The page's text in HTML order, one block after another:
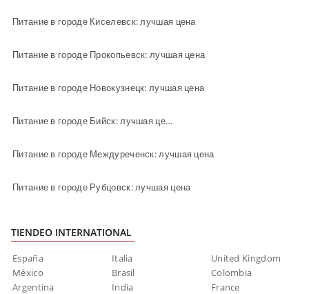
Питание в городе Киселевск: лучшая цена
Питание в городе Прокопьевск: лучшая цена
Питание в городе Новокузнецк: лучшая цена
Питание в городе Бийск: лучшая цена
Питание в городе Междуреченск: лучшая цена
Питание в городе Рубцовск: лучшая цена
TIENDEO INTERNATIONAL
España Italia
United Kingdom
México
Brasil
Colombia
Argentina
India
France